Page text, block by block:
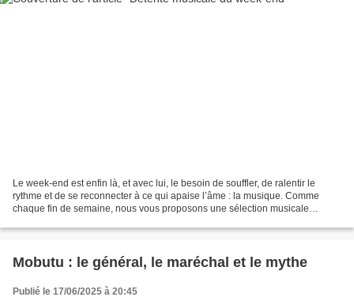
Le week-end est enfin là, et avec lui, le besoin de souffler, de ralentir le
rythme et de se reconnecter à ce qui apaise l’âme : la musique. Comme
chaque fin de semaine, nous vous proposons une sélection musicale
Mobutu : le général, le maréchal et le mythe
Publié le 17/06/2025 à 20:45